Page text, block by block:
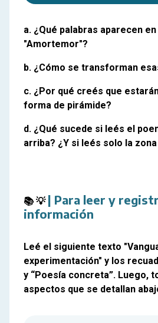
a. ¿Qué palabras aparecen
"Amortemor"?
b. ¿Cómo se transforman
c. ¿Por qué creés que
forma de pirámide?
d. ¿Qué sucede si leés el
arriba? ¿Y si leés solo la
📚 💡 | Para leer y
información
Leé el siguiente texto
experimentación" y los
y “Poesía concreta”. Luego,
aspectos que se detallan